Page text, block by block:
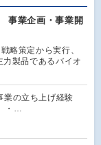
事業企画・事業開
略策定から実行、
製品であるバイオ
業の立ち上げ経験
・…